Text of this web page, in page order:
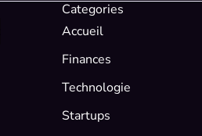
Categories
Accueil
Finances
Technologie
Startups